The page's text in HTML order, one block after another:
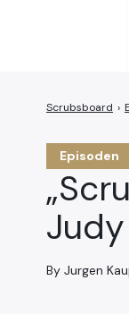
Episoden
By Jurgen
›